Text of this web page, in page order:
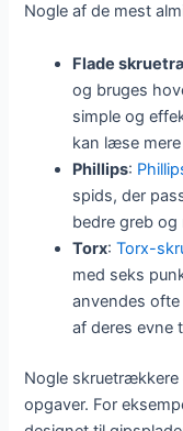
Nogle af de mest
Flade
og bruges
simple og
kan læse
Phillips:
spids, der
bedre greb og
Torx:Torx-
med seks
anvendes
af deres evne
Nogle skruetrækkere
opgaver. For